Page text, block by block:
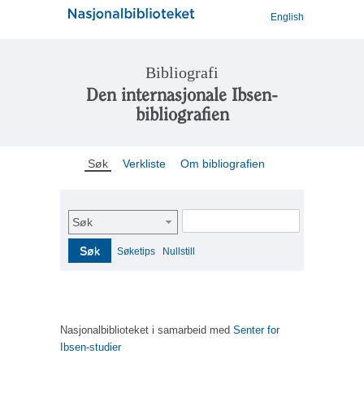
English
Bibliografi
Den internasjonale Ibsen-
bibliografien
Søk Verkliste Om bibliografien
Søk
Søk Søketips Nullstill
Nasjonalbiblioteket i samarbeid med Senter for
Ibsen-studier